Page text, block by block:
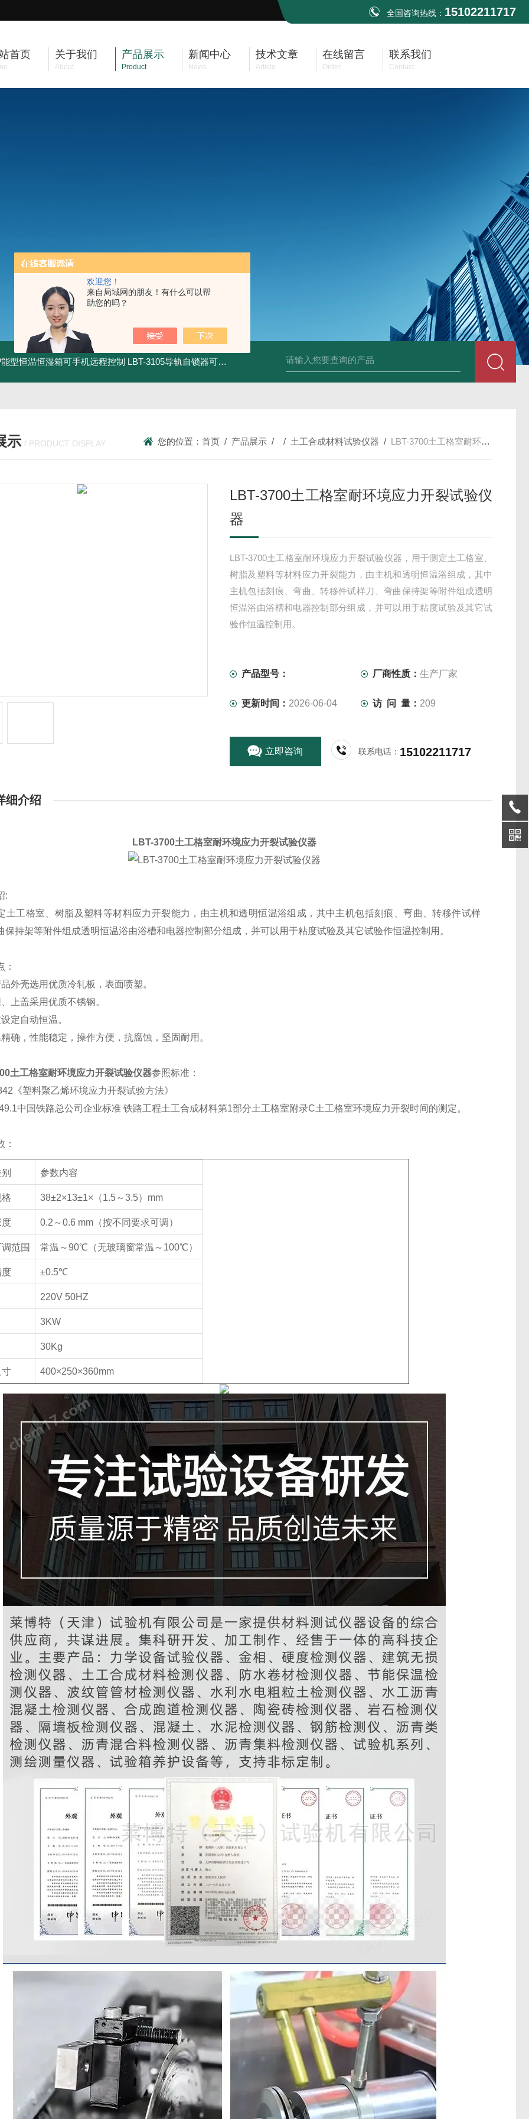
欢迎您！
来自局域网的朋友！有什么可以帮
助您的吗？
全国咨询热线： 15102211717
首页 关于我们
About
产品展示
Product
新闻中心
News
技术文章
Article
在线留言
Order
联系我们
Contact
型恒温恒湿箱可手机远程控制 LBT-3105导轨自锁器可靠性锁止性能试验机 全自动多功能建材冻融试验机（负50度） TG-17A塑料薄
示 / PRODUCT DISPLAY 您的位置：首页 / 产品展示 / / 土工合成材料试验仪器 / LBT-3700土工格室耐环境应力开裂试验仪器
LBT-3700土工格室耐环境应力开裂试验仪
器
LBT-3700土工格室耐环境应力开裂试验仪器，用于测定土工格室、
树脂及塑料等材料应力开裂能力，由主机和透明恒温浴组成，其中
主机包括刻痕、弯曲、转移件试样刀、弯曲保持架等附件组成透明
恒温浴由浴槽和电器控制部分组成，并可以用于粘度试验及其它试
验作恒温控制用。
产品型号： 厂商性质：生产厂家
更新时间： 2026-06-04 访 问 量： 209
立即咨询 联系电话： 15102211717
细介绍
LBT-3700土工格室耐环境应力开裂试验仪器
:
土工格室、树脂及塑料等材料应力开裂能力，由主机和透明恒温浴组成，其中主机包括刻痕、弯曲、转移件试样
保持架等附件组成透明恒温浴由浴槽和电器控制部分组成，并可以用于粘度试验及其它试验作恒温控制用。
：
品外壳选用优质冷轧板，表面喷塑。
、上盖采用优质不锈钢。
设定自动恒温。
精确，性能稳定，操作方便，抗腐蚀，坚固耐用。
土工格室耐环境应力开裂试验仪器参照标准：
《塑料聚乙烯环境应力开裂试验方法》
中国铁路总公司企业标准 铁路工程土工合成材料第1部分土工格室附录C土工格室环境应力开裂时间的测定。
：
参数内容
38±2×13±1×（1.5～3.5） mm
度 0.2 ～0.6 mm （按不同要求可调）
范围 常温～90℃ （无玻璃窗常温～ 100℃）
度 ±0.5℃
220V 50HZ
3KW
30Kg
寸 400×250×360mm